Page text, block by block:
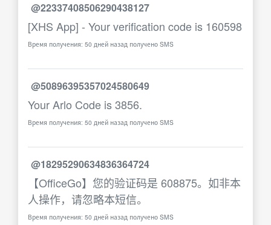
@22337408506290438127
[XHS App] - Your verification code is 160598
Время получения: 50 дней назад получено SMS
@50896395357024580649
Your Arlo Code is 3856.
Время получения: 50 дней назад получено SMS
@18295290634836364724
【OfficeGo】您的验证码是 608875。如非本
人操作，请忽略本短信。
Время получения: 50 дней назад получено SMS